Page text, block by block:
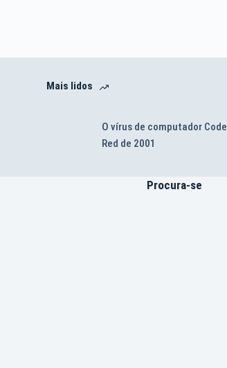
Mais lidos
O vírus de computador Code
Red de 2001
Procura-se